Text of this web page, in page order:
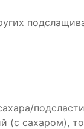
(с